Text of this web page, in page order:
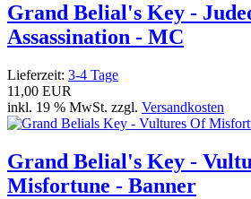
Grand Belial's Key -
Assassination - MC
Lieferzeit: 3-4 Tage
11,00 EUR
inkl. 19 % MwSt. zzgl. Versandkosten
Grand Belial's Key -
Misfortune - Banner